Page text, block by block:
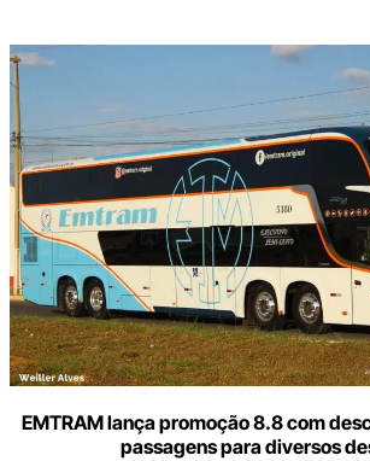
EMTRAM lança promoção 8.8 com
passagens para diversos
Digite
aqui
o
seu
e-
mail